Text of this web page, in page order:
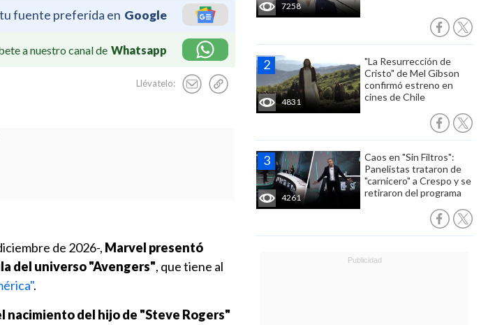
fuente preferida en Google
a nuestro canal de Whatsapp
Llévatelo:
7258
4831
"La Resurrección de
Cristo" de Mel Gibson
confirmó estreno en
cines de Chile
4261
Caos en "Sin Filtros":
Panelistas trataron de
"carnicero" a Crespo y se
retiraron del programa
de 2026-, Marvel presentó
del universo "Avengers", que tiene al
.
nacimiento del hijo de "Steve Rogers"